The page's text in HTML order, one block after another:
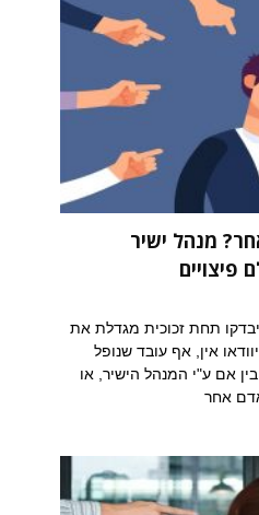
מנהל ישיר
תחת זכוכית מגדלת את
אין, אף עובד שנופל
אם ע"י המנהל הישיר, או
אחר